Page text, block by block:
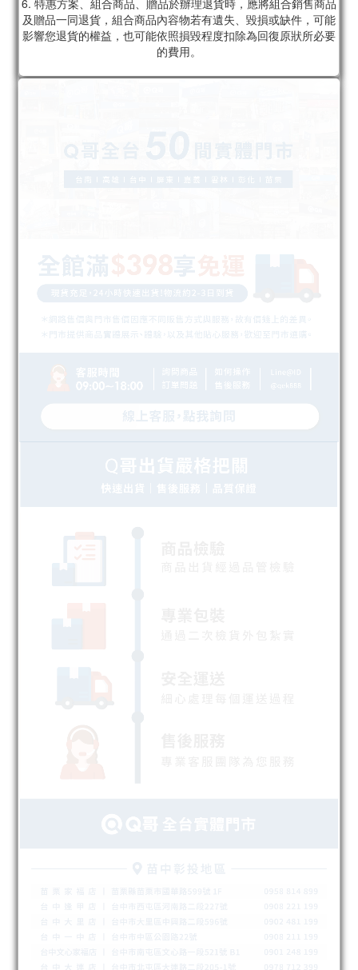
6. 特惠方案、組合商品、贈品於辦理退貨時，應將組合銷售商品
及贈品一同退貨，組合商品內容物若有遺失、毀損或缺件，可能
影響您退貨的權益，也可能依照損毀程度扣除為回復原狀所必要
的費用。